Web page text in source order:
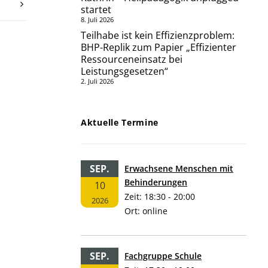
startet
8. Juli 2026
Teilhabe ist kein Effizienzproblem:
BHP-Replik zum Papier „Effizienter
Ressourceneinsatz bei
Leistungsgesetzen“
2. Juli 2026
Aktuelle Termine
SEP.
10
2026
Erwachsene Menschen mit
Behinderungen
Zeit: 18:30 - 20:00
Ort: online
SEP.
Fachgruppe Schule